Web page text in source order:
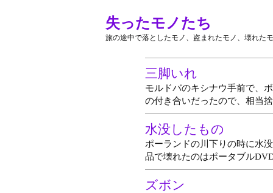
失ったモノたち
旅の途中で落としたモノ、盗まれたモノ、壊れた
三脚いれ
モルドバのキシナウ手前で、
の付き合いだったので、相当
水没したもの
ポーランドの川下りの時に水
品で壊れたのはポータブル
ズボン